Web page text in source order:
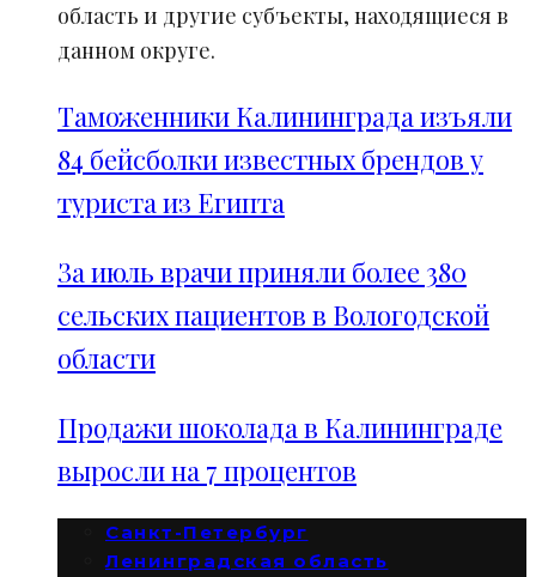
область и другие субъекты, находящиеся в
данном округе.
Таможенники Калининграда изъяли
84 бейсболки известных брендов у
туриста из Египта
За июль врачи приняли более 380
сельских пациентов в Вологодской
области
Продажи шоколада в Калининграде
выросли на 7 процентов
Санкт-Петербург
Ленинградская область